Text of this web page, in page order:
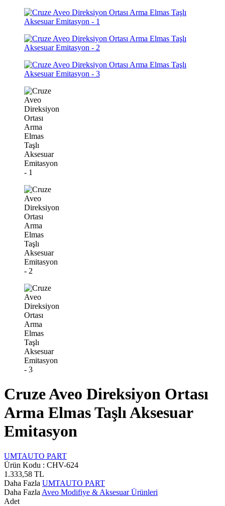
Cruze Aveo Direksiyon Ortası
Arma Elmas Taşlı Aksesuar
Emitasyon
UMTAUTO PART
Ürün Kodu : CHV-624
1.333,58 TL
Daha Fazla UMTAUTO PART
Daha Fazla Aveo Modifiye & Aksesuar Ürünleri
Adet